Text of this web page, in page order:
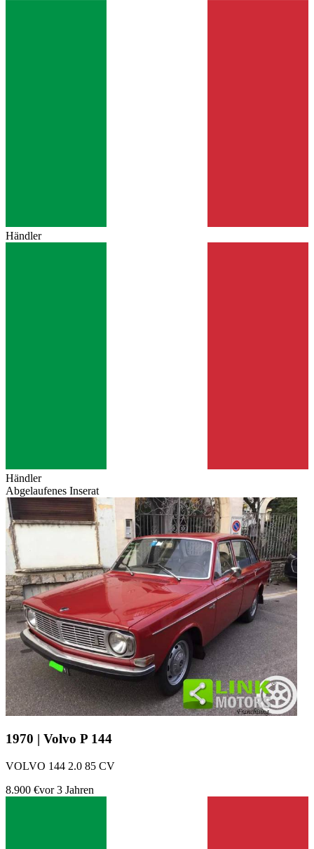
Händler
Händler
Abgelaufenes Inserat
1970 | Volvo P 144
VOLVO 144 2.0 85 CV
8.900 €vor 3 Jahren